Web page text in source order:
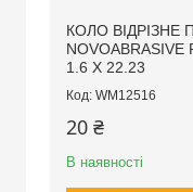
КОЛО ВІДРІЗНЕ
NOVOABRASIVE
1.6 X 22.23
WM12516
20 ₴
В наявності